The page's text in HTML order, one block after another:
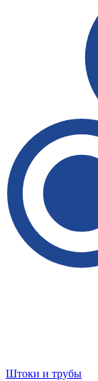
Штоки и трубы